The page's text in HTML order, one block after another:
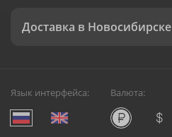
Доставка в Новосибирске
Язык интерфейса: Валюта: